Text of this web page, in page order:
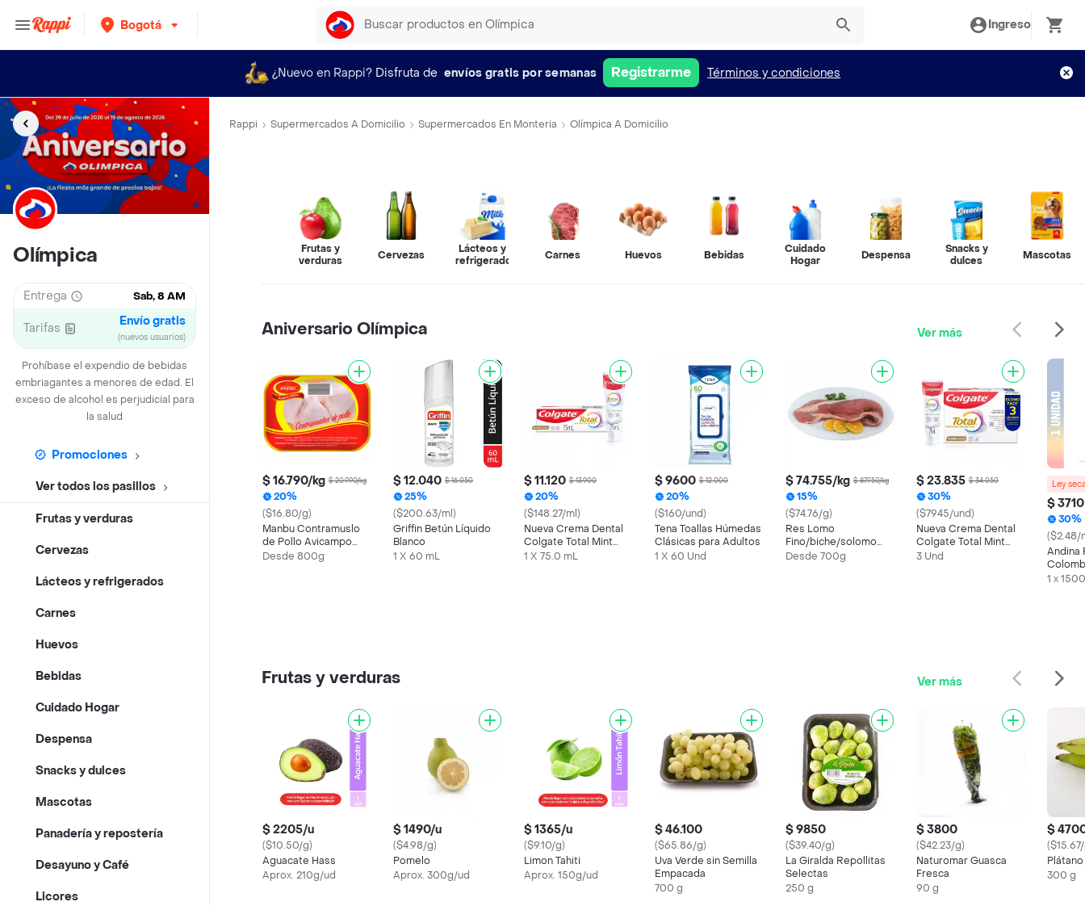
Bogotá Ingreso
¿Nuevo en Rappi? Disfruta de envíos gratis por semanas Registrarme Términos y condiciones
Olímpica
Entrega Sab, 8 AM
Tarifas Envío gratis
(nuevos usuarios)
Prohíbase el expendio de bebidas
embriagantes a menores de edad. El
exceso de alcohol es perjudicial para
la salud
Promociones
Ver todos los pasillos
Frutas y verduras
Cervezas
Lácteos y refrigerados
Carnes
Huevos
Bebidas
Cuidado Hogar
Despensa
Snacks y dulces
Mascotas
Panadería y repostería
Desayuno y Café
Licores
Rappi Supermercados A Domicilio Supermercados En Monteria Olímpica A Domicilio
Frutas y
verduras
Cervezas
Lácteos y
refrigerados
Carnes Huevos Bebidas
Cuidado
Hogar
Despensa
Snacks y
dulces
Mascotas
Aniversario Olímpica Ver más
$ 16.790/kg $ 20.990/kg
20%
($16.80/g)
Manbu Contramuslo
de Pollo Avicampo
Con Piel Bandeja
Desde 800g
$ 12.040 $ 16.050
25%
($200.63/ml)
Griffin Betún Líquido
Blanco
1 X 60 mL
$ 11.120 $ 13.900
20%
($148.27/ml)
Nueva Crema Dental
Colgate Total Mint
Prevención 75 mL
1 X 75.0 mL
$ 9600 $ 12.000
20%
($160/und)
Tena Toallas Húmedas
Clásicas para Adultos
1 X 60 Und
$ 74.755/kg $ 87.950/kg
15%
($74.76/g)
Res Lomo
Fino/biche/solomo
Con Corbata
Desde 700g
$ 23.835 $ 34.050
30%
($7945/und)
Nueva Crema Dental
Colgate Total Mint
Prevención 3 x 75 mL
3 Und
Ley
$ 3710
30%
($2.48/
Andina
1 x
Frutas y verduras Ver más
$ 2205/u
($10.50/g)
Aguacate Hass
Aprox. 210g/ud
$ 1490/u
($4.98/g)
Pomelo
Aprox. 300g/ud
$ 1365/u
($9.10/g)
Limon Tahiti
Aprox. 150g/ud
$ 46.100
($65.86/g)
Uva Verde sin Semilla
Empacada
700 g
$ 9850
($39.40/g)
La Giralda Repollitas
Selectas
250 g
$ 3800
($42.23/g)
Naturomar Guasca
Fresca
90 g
$
300 g